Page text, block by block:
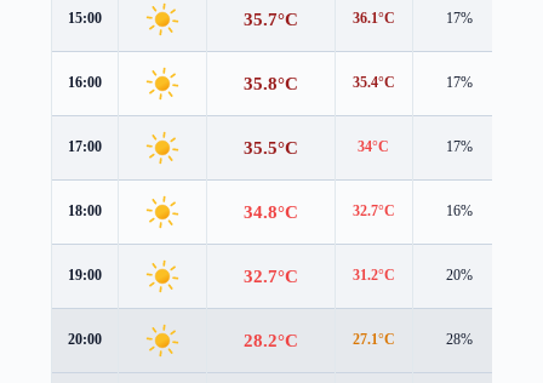
15:00 35.7°C 36.1°C 17%
16:00 35.8°C 35.4°C 17%
17:00 35.5°C 34°C 17%
18:00 34.8°C 32.7°C 16%
19:00 32.7°C 31.2°C 20%
20:00 28.2°C 27.1°C 28%